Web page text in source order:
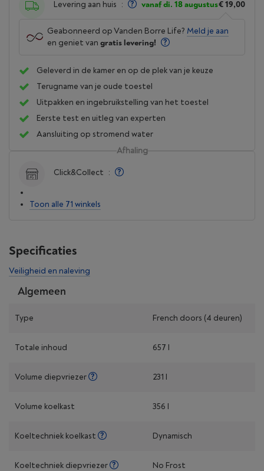
Levering aan huis : vanaf di. 18 augustus€ 19,00
Geabonneerd op Vanden Borre Life? Meld je aan
en geniet van gratis levering!
Geleverd in de kamer en op de plek van je keuze
Terugname van je oude toestel
Uitpakken en ingebruikstelling van het toestel
Eerste test en uitleg van experten
Aansluiting op stromend water
Afhaling
Click&Collect :
Toon alle 71 winkels
Specificaties
Veiligheid en naleving
Algemeen
Type French doors (4 deuren)
Totale inhoud 657 l
Volume diepvriezer 231 l
Volume koelkast 356 l
Koeltechniek koelkast Dynamisch
Koeltechniek diepvriezer No Frost